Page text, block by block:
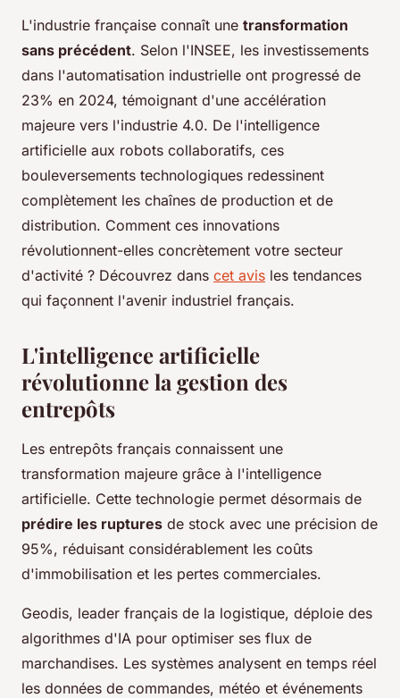
L'industrie française connaît une transformation
sans précédent. Selon l'INSEE, les investissements
dans l'automatisation industrielle ont progressé de
23% en 2024, témoignant d'une accélération
majeure vers l'industrie 4.0. De l'intelligence
artificielle aux robots collaboratifs, ces
bouleversements technologiques redessinent
complètement les chaînes de production et de
distribution. Comment ces innovations
révolutionnent-elles concrètement votre secteur
d'activité ? Découvrez dans cet avis les tendances
qui façonnent l'avenir industriel français.
L'intelligence artificielle
révolutionne la gestion des
entrepôts
Les entrepôts français connaissent une
transformation majeure grâce à l'intelligence
artificielle. Cette technologie permet désormais de
prédire les ruptures de stock avec une précision de
95%, réduisant considérablement les coûts
d'immobilisation et les pertes commerciales.
Geodis, leader français de la logistique, déploie des
algorithmes d'IA pour optimiser ses flux de
marchandises. Les systèmes analysent en temps réel
les données de commandes, météo et événements